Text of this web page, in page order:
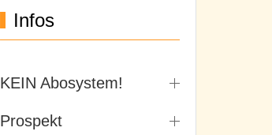
Infos
KEIN Abosystem!
Prospekt